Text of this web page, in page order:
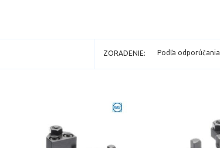
ZORADENIE: Podľa odporúčania